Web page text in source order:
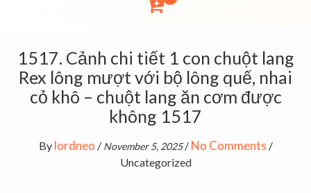
1517. Cảnh chi tiết 1 con chuột lang
Rex lông mượt với bộ lông quế, nhai
cỏ khô – chuột lang ăn cơm được
không 1517
By lordneo / November 5, 2025/ No Comments /
Uncategorized